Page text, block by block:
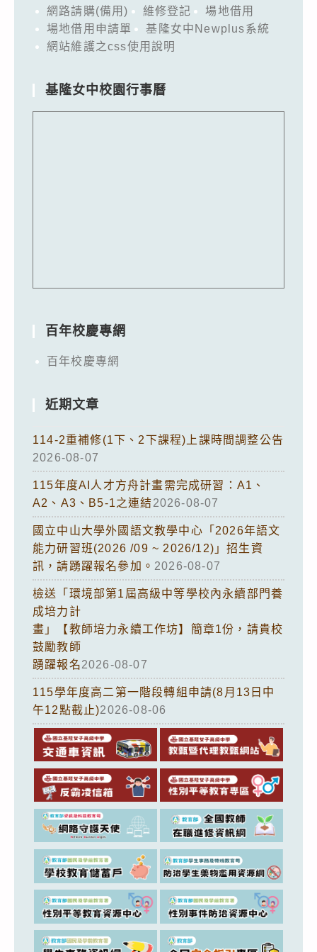
網路請購(備用)
維修登記
場地借用
場地借用申請單
基隆女中Newplus系統
網站維護之css使用說明
基隆女中校園行事曆
百年校慶專網
百年校慶專網
近期文章
114-2重補修(1下、2下課程)上課時間調整公告
2026-08-07
115年度AI人才方舟計畫需完成研習：A1、
A2、A3、B5-1之連結2026-08-07
國立中山大學外國語文教學中心「2026年語文
能力研習班(2026 /09 ~ 2026/12)」招生資
訊，請踴躍報名參加。 2026-08-07
檢送「環境部第1屆高級中等學校內永續部門養
成培力計
畫」【教師培力永續工作坊】簡章1份，請貴校
鼓勵教師
踴躍報名2026-08-07
115學年度高二第一階段轉組申請(8月13日中
午12點截止)2026-08-06